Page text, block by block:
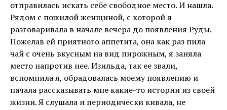
отправилась искать себе свободное место. И нашла.
Рядом с пожилой женщиной, с которой я
разговаривала в начале вечера до появления Руды.
Пожелав ей приятного аппетита, она как раз пила
чай с очень вкусным на вид пирожным, я заняла
место напротив нее. Изильда, так ее звали,
вспомнила я, обрадовалась моему появлению и
начала рассказывать мне какие-то истории из своей
жизни. Я слушала и периодически кивала, не